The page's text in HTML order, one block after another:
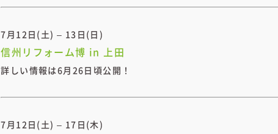
7月12日(土) – 13日(日)
信州リフォーム博 in 上田
詳しい情報は6月26日頃公開！
7月12日(土) – 17日(木)